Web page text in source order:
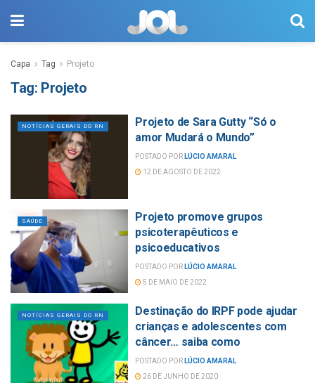
Capa Tag Projeto
Tag: Projeto
NOTÍCIAS GERAIS DO RN
Projeto de Sara Gutty “Só o
amor Mudará o Mundo”
POSTADO POR LÚCIO AMARAL
12 DE AGOSTO DE 2022
SAÚDE
Projeto promove grupos
psicoterapêuticos e
psicoeducativos
POSTADO POR LÚCIO AMARAL
5 DE MAIO DE 2022
NOTÍCIAS GERAIS DO RN
Destinação do IRPF pode ajudar
crianças e adolescentes com
câncer… saiba como
POSTADO POR LÚCIO AMARAL
26 DE JUNHO DE 2020